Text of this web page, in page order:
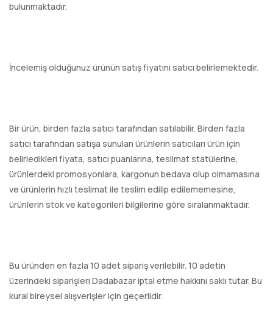
bulunmaktadır.
İncelemiş olduğunuz ürünün satış fiyatını satıcı belirlemektedir.
Bir ürün, birden fazla satıcı tarafından satılabilir. Birden fazla
satıcı tarafından satışa sunulan ürünlerin satıcıları ürün için
belirledikleri fiyata, satıcı puanlarına, teslimat statülerine,
ürünlerdeki promosyonlara, kargonun bedava olup olmamasına
ve ürünlerin hızlı teslimat ile teslim edilip edilememesine,
ürünlerin stok ve kategorileri bilgilerine göre sıralanmaktadır.
Bu üründen en fazla 10 adet sipariş verilebilir. 10 adetin
üzerindeki siparişleri Dadabazar iptal etme hakkını saklı tutar. Bu
kural bireysel alışverişler için geçerlidir.